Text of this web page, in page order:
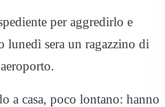
per aggredirlo e
lunedì sera un ragazzino di
a casa, poco lontano: hanno